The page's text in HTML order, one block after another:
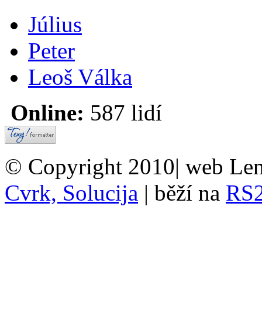
Július
Peter
Leoš Válka
Online: 587 lidí
© Copyright 2010| web
Cvrk, Solucija | běží na